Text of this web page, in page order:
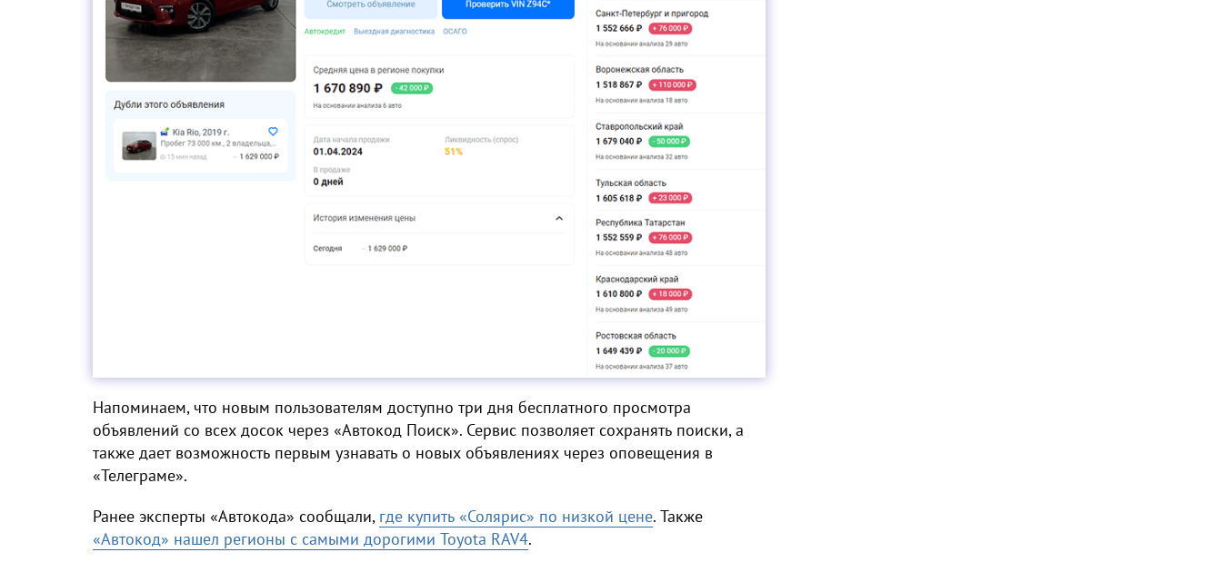
Напоминаем, что новым пользователям доступно три дня бесплатного просмотра
объявлений со всех досок через «Автокод Поиск». Сервис позволяет сохранять поиски, а
также дает возможность первым узнавать о новых объявлениях через оповещения в
«Телеграме».
Ранее эксперты «Автокода» сообщали, где купить «Солярис» по низкой цене. Также
«Автокод» нашел регионы с самыми дорогими Toyota RAV4.